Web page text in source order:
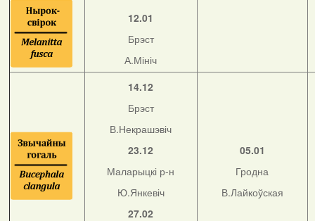
12.01
Брэст
А.Мініч
14.12
Брэст
В.Некрашэвіч
23.12
Маларыцкі р-н
Ю.Янкевіч
27.02
05.01
Гродна
В.Лайкоўская